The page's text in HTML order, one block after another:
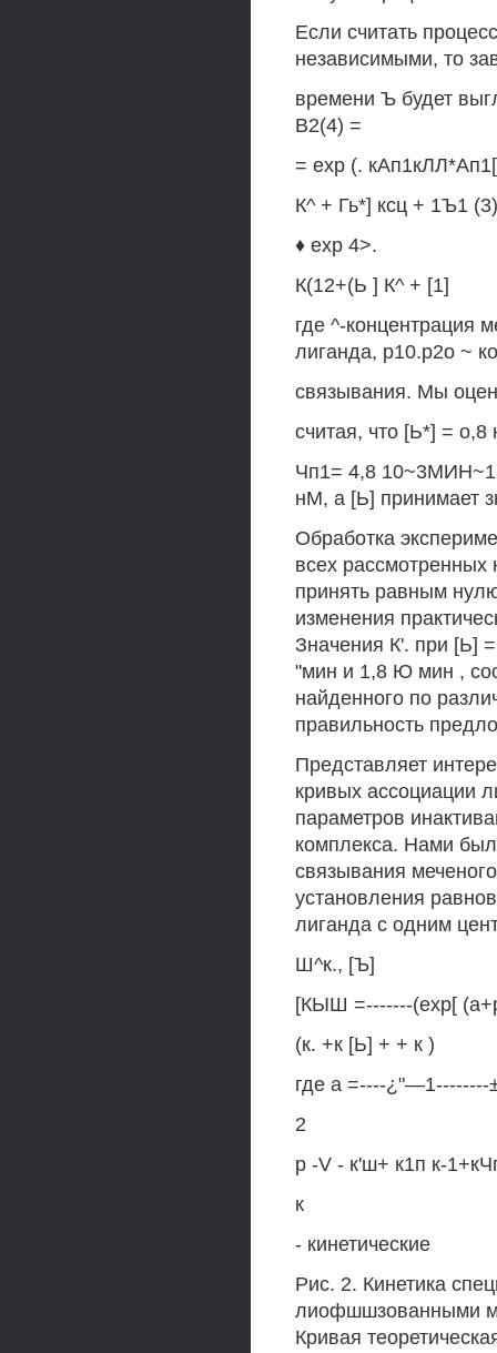
Если считать
независимыми, то
времени Ъ будет
В2(4) =
= ехр (.
К^ + Гь*] ксц + 1Ъ1 (3)
♦ ехр 4>.
К(12+(Ь ] К^ + [1]
где ^-концентрация
лиганда, р10.р2о ~
связывания. Мы
считая, что [Ь*] =
Чп1= 4,8
нМ, а [Ь] принимает
Обработка
всех
принять равным
изменения
Значения К'. при [Ь]
"мин и 1,8 Ю мин ,
найденного по
правильность
Представляет
кривых ассоциации
параметров
комплекса. Нами
связывания
установления
лиганда с одним
Ш^к., [Ъ]
[КЫШ =-------(ехр[
(к. +к [Ь] + + к )
где а =----¿"—1--------
2
р -V - к'ш+ к1п к-
к
- кинетические
Рис. 2. Кинетика
лиофшшзованными
Кривая